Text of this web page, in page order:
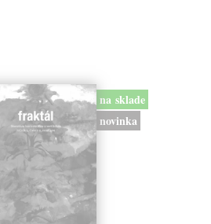
na sklade
novinka